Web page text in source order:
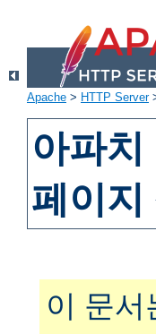
Apache > HTTP Server
아파
페이지
이 문서